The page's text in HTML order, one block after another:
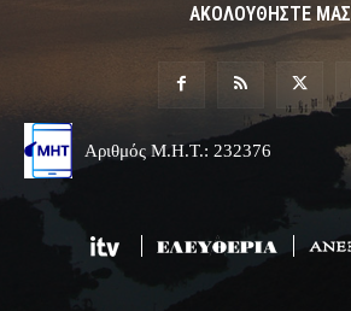
ΑΚΟΛΟΥΘΗΣΤΕ ΜΑΣ
Αριθμός Μ.Η.Τ.: 232376